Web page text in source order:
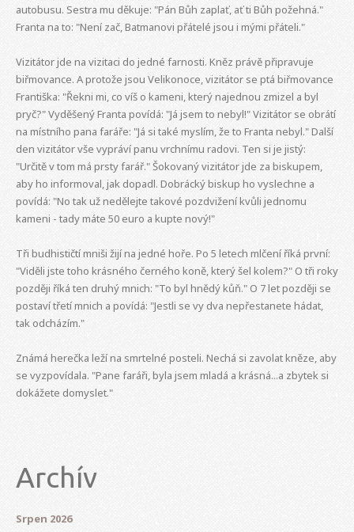
autobusu. Sestra mu děkuje: "Pán Bůh zaplať, ať ti Bůh požehná."
Franta na to: "Není zač, Batmanovi přátelé jsou i mými přáteli."
Vizitátor jde na vizitaci do jedné farnosti. Kněz právě připravuje
biřmovance. A protože jsou Velikonoce, vizitátor se ptá biřmovance
Františka: "Řekni mi, co víš o kameni, který najednou zmizel a byl
pryč?" Vyděšený Franta povídá: "Já jsem to nebyl!" Vizitátor se obrátí
na místního pana faráře: "Já si také myslím, že to Franta nebyl." Další
den vizitátor vše vypráví panu vrchnímu radovi. Ten si je jistý:
"Určitě v tom má prsty farář." Šokovaný vizitátor jde za biskupem,
aby ho informoval, jak dopadl. Dobrácký biskup ho vyslechne a
povídá: "No tak už nedělejte takové pozdvižení kvůli jednomu
kameni - tady máte 50 euro a kupte nový!"
Tři budhističtí mniši žijí na jedné hoře. Po 5 letech mlčení říká první:
"Viděli jste toho krásného černého koně, který šel kolem?" O tři roky
později říká ten druhý mnich: "To byl hnědý kůň." O 7 let později se
postaví třetí mnich a povídá: "Jestli se vy dva nepřestanete hádat,
tak odcházím."
Známá herečka leží na smrtelné posteli. Nechá si zavolat kněze, aby
se vyzpovídala. "Pane faráři, byla jsem mladá a krásná...a zbytek si
dokážete domyslet."
Archív
Srpen 2026